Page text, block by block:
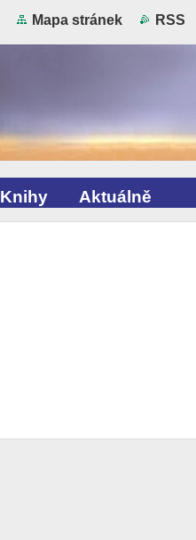
Mapa stránek RSS
Knihy Aktuálně